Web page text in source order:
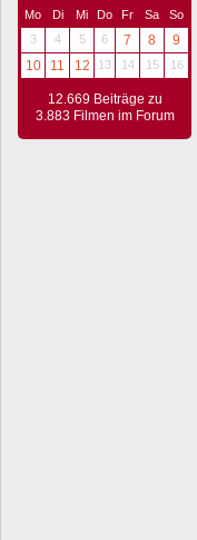
Mo Di Mi Do Fr Sa
So
3
4 5 6 7 8
9
10
11 12 13 14 15 16
12.669 Beiträge zu
3.883 Filmen im Forum